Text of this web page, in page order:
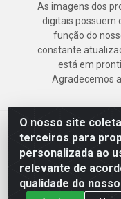
O nosso site
terceiros para
personalizada ao
relevante de
qualidade do
As imagens dos
digitais possuem
função do
constante
está em
Agradecemos
Deskontão Atacado -
Imbiribeira - Recife/PE -